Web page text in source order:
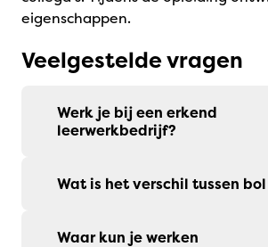
eigenschappen.
Veelgestelde vragen
Werk je bij een erkend
leerwerkbedrijf?
Wat is het verschil tussen
Waar kun je werken